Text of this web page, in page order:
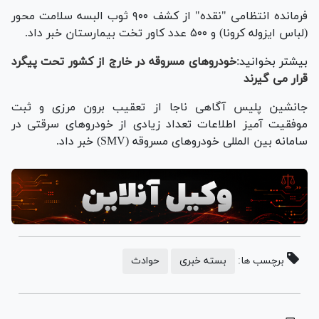
فرمانده انتظامی "نقده" از کشف ۹۰۰ ثوب البسه سلامت محور
(لباس ایزوله کرونا) و ۵۰۰ عدد کاور تخت بیمارستان خبر داد.
بیشتر بخوانید:خودرو‌های مسروقه در خارج از کشور تحت پیگرد
قرار می گیرند
جانشین پلیس آگاهی ناجا از تعقیب برون مرزی و ثبت
موفقیت آمیز اطلاعات تعداد زیادی از خودرو‌های سرقتی در
سامانه بین المللی خودرو‌های مسروقه (SMV) خبر داد.
برچسب ها: بسته خبری حوادث